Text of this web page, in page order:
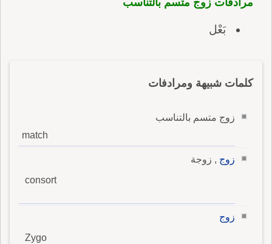
مرادفات زوج متسم بالتناسب
بَعْل
كلمات شبيهة ومرادفات
زوج متسم بالتناسب
match
زوج , زوجة
consort
زوج
Zygo